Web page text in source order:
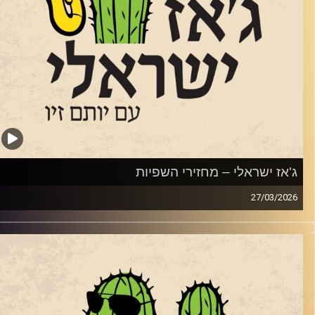
בנו המלחין והחצוצרן הנהדר, הלל. שוחחנו איתו על המוזיקה
ועל האלבום החדש.
רותם בר-אילן
ישראלי – מחזירי השפיות
27/03/
חודש לתוך המלחמה מול איראן ותחת מגבלות פיקוד העורף,
ג'ז קטנות ואינטימיות צצות בכל רחבי הארץ. הופעות
מנהלי המועדונים, גברים ונשים אמיצות ואמיצים, שתחת
פיקוד העורף מאפשרים לקהל להתאוורר קצת, לראות
מוזיקה חיה. שמענו יצירות ג'ז שהם בחרות ושמענו מהם על